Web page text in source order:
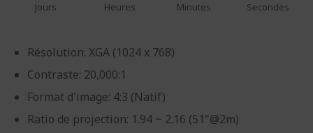
Jours Heures Minutes Secondes
Résolution: XGA (1024 x 768)
Contraste: 20,000:1
Format d'image: 4:3 (Natif)
Ratio de projection: 1.94 ~ 2.16 (51"@2m)